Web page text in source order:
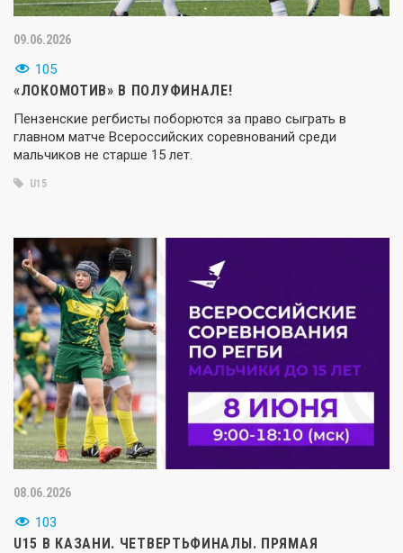
09.06.2026
105
«ЛОКОМОТИВ» В ПОЛУФИНАЛЕ!
Пензенские регбисты поборются за право сыграть в
главном матче Всероссийских соревнований среди
мальчиков не старше 15 лет.
U15
08.06.2026
103
U15 В КАЗАНИ. ЧЕТВЕРТЬФИНАЛЫ. ПРЯМАЯ